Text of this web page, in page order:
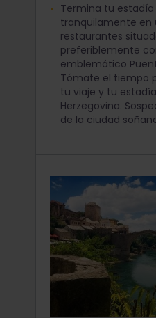
Termina tu
tranquilamente en
restaurantes
preferiblemente
emblemático
Tómate el tiempo
tu viaje y tu
Herzegovina.
de la ciudad